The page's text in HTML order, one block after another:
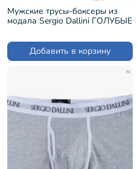
Мужские трусы-боксеры из
модала Sergio Dallini ГОЛУБЫЕ
Добавить в корзину
M